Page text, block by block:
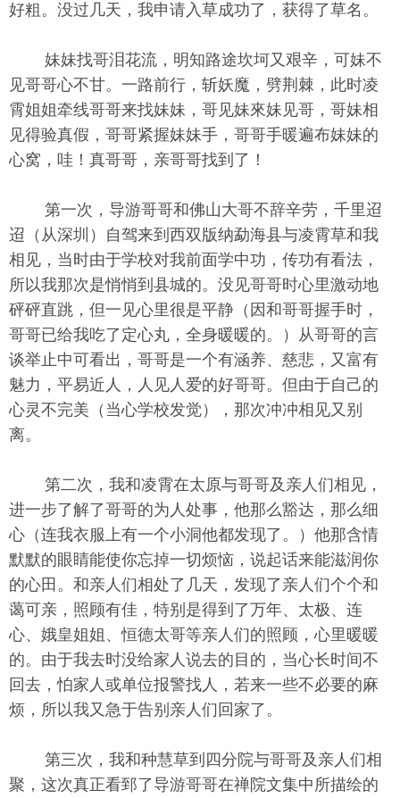
好粗。没过几天，我申请入草成功了，获得了草名。
妹妹找哥泪花流，明知路途坎坷又艰辛，可妹不
见哥哥心不甘。一路前行，斩妖魔，劈荆棘，此时凌
霄姐姐牵线哥哥来找妹妹，哥见妹來妹见哥，哥妹相
见得验真假，哥哥紧握妹妹手，哥哥手暖遍布妹妹的
心窝，哇！真哥哥，亲哥哥找到了！
第一次，导游哥哥和佛山大哥不辞辛劳，千里迢
迢（从深圳）自驾来到西双版纳勐海县与凌霄草和我
相见，当时由于学校对我前面学中功，传功有看法，
所以我那次是悄悄到县城的。没见哥哥时心里激动地
砰砰直跳，但一见心里很是平静（因和哥哥握手时，
哥哥已给我吃了定心丸，全身暖暖的。）从哥哥的言
谈举止中可看出，哥哥是一个有涵养、慈悲，又富有
魅力，平易近人，人见人爱的好哥哥。但由于自己的
心灵不完美（当心学校发觉），那次冲冲相见又别
离。
第二次，我和凌霄在太原与哥哥及亲人们相见，
进一步了解了哥哥的为人处事，他那么豁达，那么细
心（连我衣服上有一个小洞他都发现了。）他那含情
默默的眼睛能使你忘掉一切烦恼，说起话来能滋润你
的心田。和亲人们相处了几天，发现了亲人们个个和
蔼可亲，照顾有佳，特别是得到了万年、太极、连
心、娥皇姐姐、恒德太哥等亲人们的照顾，心里暖暖
的。由于我去时没给家人说去的目的，当心长时间不
回去，怕家人或单位报警找人，若来一些不必要的麻
烦，所以我又急于告别亲人们回家了。
第三次，我和种慧草到四分院与哥哥及亲人们相
聚，这次真正看郅了导游哥哥在禅院文集中所描绘的